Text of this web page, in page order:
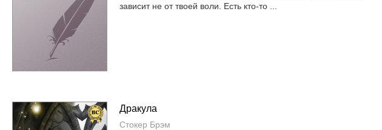
зависит не от твоей воли. Есть кто-то ...
Дракула
Стокер Брэм